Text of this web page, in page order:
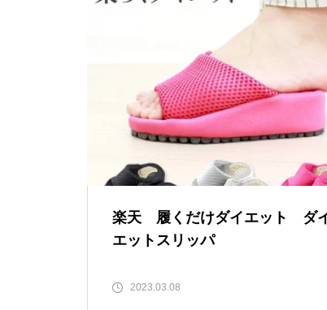
楽天 履くだけダイエット ダ
エットスリッパ
2023.03.08